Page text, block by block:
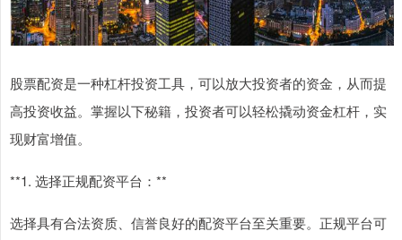
股票配资是一种杠杆投资工具，可以放大投资者的资金，从而提
高投资收益。掌握以下秘籍，投资者可以轻松撬动资金杠杆，实
现财富增值。
**1. 选择正规配资平台：**
选择具有合法资质、信誉良好的配资平台至关重要。正规平台可